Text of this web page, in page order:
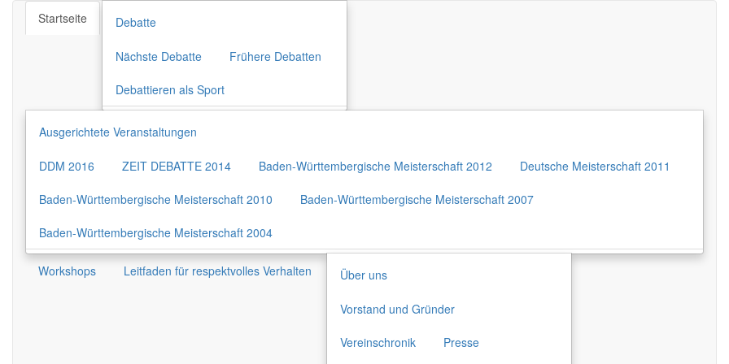
Startseite Debatte
Nächste Debatte Frühere Debatten
Debattieren als Sport
Ausgerichtete Veranstaltungen
DDM 2016 ZEIT DEBATTE 2014 Baden-Württembergische Meisterschaft 2012 Deutsche Meisterschaft 2011
Baden-Württembergische Meisterschaft 2010 Baden-Württembergische Meisterschaft 2007
Baden-Württembergische Meisterschaft 2004
Workshops Leitfaden für respektvolles Verhalten Über uns
Vorstand und Gründer
Vereinschronik Presse